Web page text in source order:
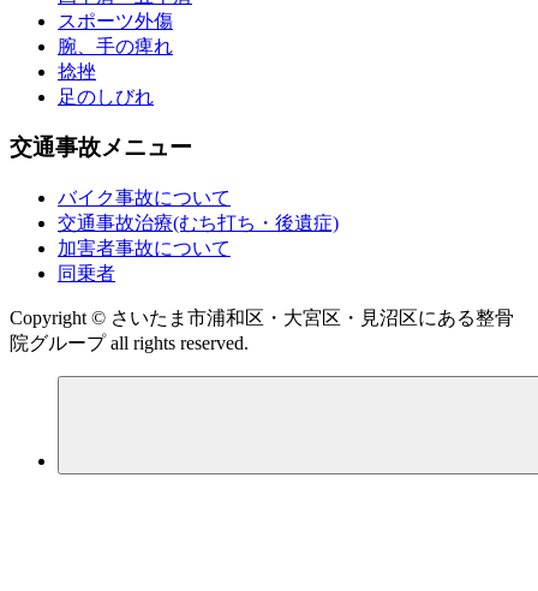
スポーツ外傷
腕、手の痺れ
捻挫
足のしびれ
交通事故メニュー
バイク事故について
交通事故治療(むち打ち・後遺症)
加害者事故について
同乗者
Copyright © さいたま市浦和区・大宮区・見沼区にある整骨
院グループ all rights reserved.